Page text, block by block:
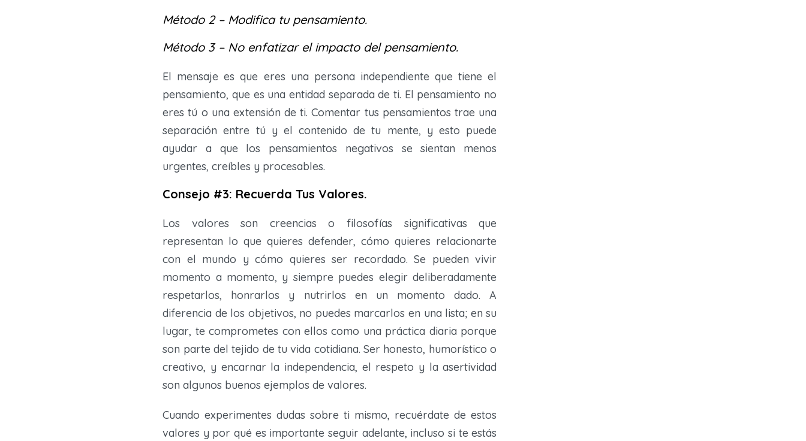
Método 2 – Modifica tu pensamiento.
Método 3 – No enfatizar el impacto del pensamiento.
El mensaje es que eres una persona independiente que tiene el
pensamiento, que es una entidad separada de ti. El pensamiento no
eres tú o una extensión de ti. Comentar tus pensamientos trae una
separación entre tú y el contenido de tu mente, y esto puede
ayudar a que los pensamientos negativos se sientan menos
urgentes, creíbles y procesables.
Consejo #3: Recuerda Tus Valores.
Los valores son creencias o filosofías significativas que
representan lo que quieres defender, cómo quieres relacionarte
con el mundo y cómo quieres ser recordado. Se pueden vivir
momento a momento, y siempre puedes elegir deliberadamente
respetarlos, honrarlos y nutrirlos en un momento dado. A
diferencia de los objetivos, no puedes marcarlos en una lista; en su
lugar, te comprometes con ellos como una práctica diaria porque
son parte del tejido de tu vida cotidiana. Ser honesto, humorístico o
creativo, y encarnar la independencia, el respeto y la asertividad
son algunos buenos ejemplos de valores.
Cuando experimentes dudas sobre ti mismo, recuérdate de estos
valores y por qué es importante seguir adelante, incluso si te estás